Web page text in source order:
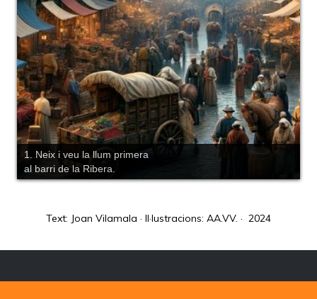
1. Neix i veu la llum primera
al barri de la Ribera.
Text: Joan Vilamala · Il·lustracions: AA.VV. · 2024